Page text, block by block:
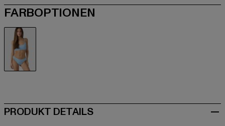
FARBOPTIONEN
PRODUKT DETAILS